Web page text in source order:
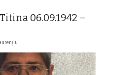
06.09.1942 –